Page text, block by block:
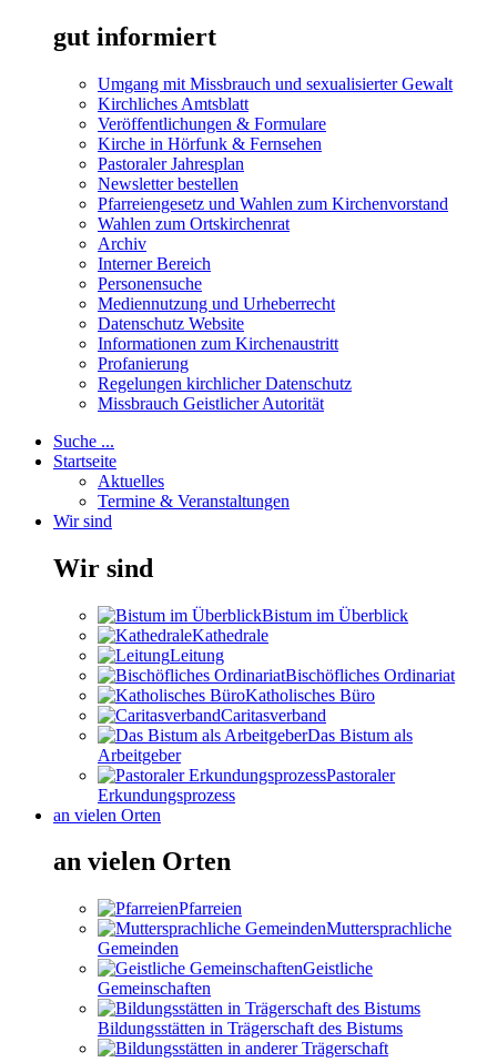
gut informiert
Umgang mit Missbrauch und sexualisierter Gewalt
Kirchliches Amtsblatt
Veröffentlichungen & Formulare
Kirche in Hörfunk & Fernsehen
Pastoraler Jahresplan
Newsletter bestellen
Pfarreiengesetz und Wahlen zum Kirchenvorstand
Wahlen zum Ortskirchenrat
Archiv
Interner Bereich
Personensuche
Mediennutzung und Urheberrecht
Datenschutz Website
Informationen zum Kirchenaustritt
Profanierung
Regelungen kirchlicher Datenschutz
Missbrauch Geistlicher Autorität
Suche ...
Startseite
Aktuelles
Termine & Veranstaltungen
Wir sind
Wir sind
Bistum im Überblick
Kathedrale
Leitung
Bischöfliches Ordinariat
Katholisches Büro
Caritasverband
Das Bistum als
Arbeitgeber
Pastoraler
Erkundungsprozess
an vielen Orten
an vielen Orten
Pfarreien
Muttersprachliche
Gemeinden
Geistliche
Gemeinschaften
Bildungsstätten in Trägerschaft des Bistums